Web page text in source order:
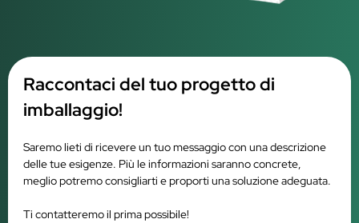
Raccontaci del tuo progetto di
imballaggio!
Saremo lieti di ricevere un tuo messaggio con una descrizione
delle tue esigenze. Più le informazioni saranno concrete,
meglio potremo consigliarti e proporti una soluzione adeguata.
Ti contatteremo il prima possibile!